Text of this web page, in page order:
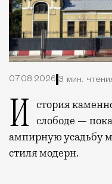
07.08.2026 3 мин.
История каменного строения в Мещанской слободе —
ампирную усадьбу
стиля модерн.